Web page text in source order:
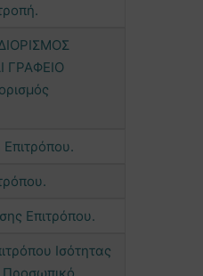
ΓΡΑΦΕΙΟ
Επιτρόπου.
Ισότητας